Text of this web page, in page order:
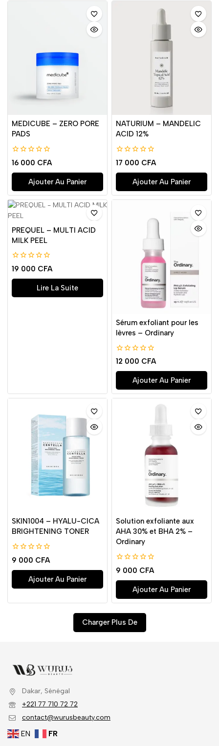
MEDICUBE – ZERO PORE
PADS
0
de
5
16 000 CFA
Ajouter Au Panier
NATURIUM – MANDELIC
ACID 12%
0
de
5
17 000 CFA
Ajouter Au Panier
PREQUEL – MULTI ACID
MILK PEEL
0
de
5
19 000 CFA
Lire La Suite
Sérum exfoliant pour les
lèvres – Ordinary
0
de
5
12 000 CFA
Ajouter Au Panier
SKIN1004 – HYALU-CICA
BRIGHTENING TONER
0
de
5
9 000 CFA
Ajouter Au Panier
Solution exfoliante aux
AHA 30% et BHA 2% –
Ordinary
0
de
5
9 000 CFA
Ajouter Au Panier
Charger Plus De
Dakar, Sénégal
+221 77 710 72 72
contact@wurusbeauty.com
EN FR